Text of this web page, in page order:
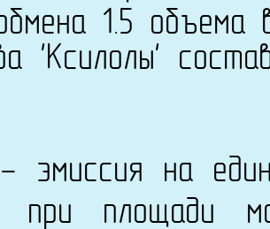
1.5
'Ксилолы'
- эмиссия на
при площади